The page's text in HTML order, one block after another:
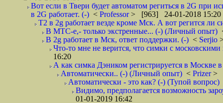
Вот если в Твери будет автоматом региться в 2G при
в 2G работает. (-) < Professor> [963] 24-01-2018 15:20
T2 в 2g работает везде кроме Мск. А вот регится
В МТС-е,- только экстренные... (-) (Личный опыт)
В 2g работает в Мск, ответ поддержки. (-) < Serjio
Что-то мне не верится, что симки с
16:20
А как симка Дэником регистрируется в Москве
Автоматически.. (-) (Личный опыт) < Prizer>
Автоматически - это как? (-) (Тупой вопрос)
Видимо, предполагается возможность
01-01-2019 16:42